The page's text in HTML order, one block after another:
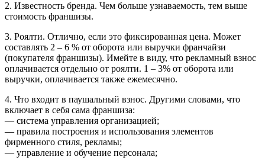
2. Известность бренда. Чем больше узнаваемость, тем выше
стоимость франшизы.
3. Роялти. Отлично, если это фиксированная цена. Может
составлять 2 – 6 % от оборота или выручки франчайзи
(покупателя франшизы). Имейте в виду, что рекламный взнос
оплачивается отдельно от роялти. 1 – 3% от оборота или
выручки, оплачивается также ежемесячно.
4. Что входит в паушальный взнос. Другими словами, что
включает в себя сама франшиза:
— система управления организацией;
— правила построения и использования элементов
фирменного стиля, рекламы;
— управление и обучение персонала;